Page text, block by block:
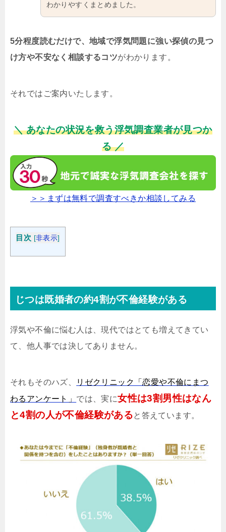
わかりやすくまとめました。
5分程度読むだけで、地域で浮気問題に強い探偵の見つ
け方や不安なく相談するコツがわかります。
それではご案内いたします。
＼ あなたの状況を救う浮気調査業者が見つか
る ／
＞＞まずは無料で調査すべきか相談してみる
目次 [非表示]
じつは既婚者の約4割が不倫経験がある
浮気や不倫に悩む人は、現代ではとても増えてきてい
て、他人事では決してありません。
それもそのハズ、
リゼクリニック「恋愛や不倫にまつ
わるアンケート」 では、実に女性は3割男性はなん
と4割の人が不倫経験があると答えています。